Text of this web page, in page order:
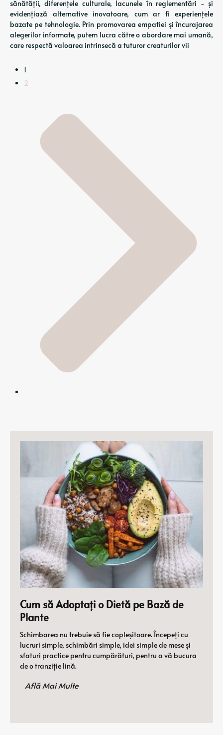
sănătății, diferențele culturale, lacunele în reglementări - și
evidențiază alternative inovatoare, cum ar fi experiențele
bazate pe tehnologie. Prin promovarea empatiei și încurajarea
alegerilor informate, putem lucra către o abordare mai umană,
care respectă valoarea intrinsecă a tuturor creaturilor vii
1
2
Cum să Adoptați o Dietă pe Bază de
Plante
Schimbarea nu trebuie să fie copleșitoare. Începeți cu
lucruri simple, schimbări simple, idei simple de mese și
sfaturi practice pentru cumpărături, pentru a vă bucura
de o tranziție lină.
Află Mai Multe